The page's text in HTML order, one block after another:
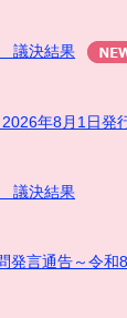
議決結果
年8月1日発
議決結果
発言通告～令和